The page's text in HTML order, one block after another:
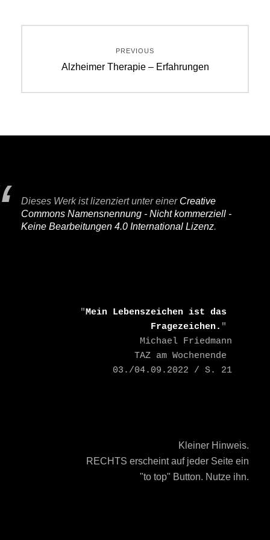
PREVIOUS
Previous
Alzheimer Therapie – Erfahrungen
Dieses Werk ist lizenziert unter einer Creative
Commons Namensnennung - Nicht kommerziell -
Keine Bearbeitungen 4.0 International Lizenz.
    "
Mein Lebenszeichen ist das
Fragezeichen. "
03./04.09.2022 / S. 21
Kleiner Hinweis.
RECHTS erscheint auf jeder Seite ein
"to top" Button. Nutze ihn.